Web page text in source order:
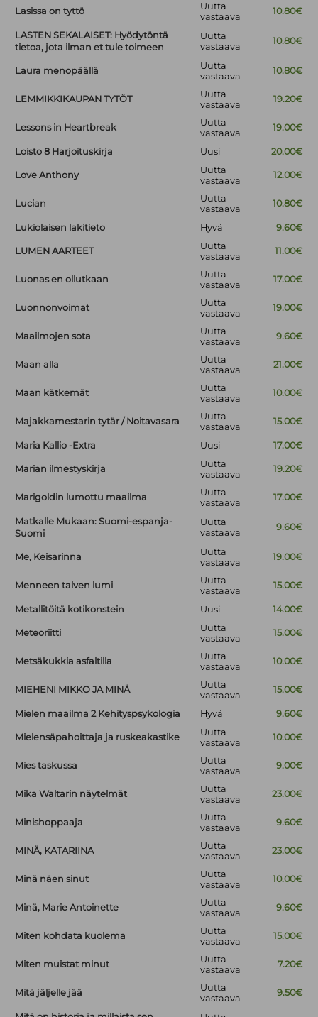
Lasissa on tyttö
Uutta
vastaava
10.80€
LASTEN SEKALAISET: Hyödytöntä
tietoa, jota ilman et tule toimeen
Uutta
vastaava
10.80€
Laura menopäällä
Uutta
vastaava
10.80€
LEMMIKKIKAUPAN TYTÖT
Uutta
vastaava
19.20€
Lessons in Heartbreak
Uutta
vastaava
19.00€
Loisto 8 Harjoituskirja Uusi 20.00€
Love Anthony
Uutta
vastaava
12.00€
Lucian
Uutta
vastaava
10.80€
Lukiolaisen lakitieto Hyvä 9.60€
LUMEN AARTEET
Uutta
vastaava
11.00€
Luonas en ollutkaan
Uutta
vastaava
17.00€
Luonnonvoimat
Uutta
vastaava
19.00€
Maailmojen sota
Uutta
vastaava
9.60€
Maan alla
Uutta
vastaava
21.00€
Maan kätkemät
Uutta
vastaava
10.00€
Majakkamestarin tytär / Noitavasara
Uutta
vastaava
15.00€
Maria Kallio -Extra Uusi 17.00€
Marian ilmestyskirja
Uutta
vastaava
19.20€
Marigoldin lumottu maailma
Uutta
vastaava
17.00€
Matkalle Mukaan: Suomi-espanja-
Suomi
Uutta
vastaava
9.60€
Me, Keisarinna
Uutta
vastaava
19.00€
Menneen talven lumi
Uutta
vastaava
15.00€
Metallitöitä kotikonstein Uusi 14.00€
Meteoriitti
Uutta
vastaava
15.00€
Metsäkukkia asfaltilla
Uutta
vastaava
10.00€
MIEHENI MIKKO JA MINÄ
Uutta
vastaava
15.00€
Mielen maailma 2 Kehityspsykologia Hyvä 9.60€
Mielensäpahoittaja ja ruskeakastike
Uutta
vastaava
10.00€
Mies taskussa
Uutta
vastaava
9.00€
Mika Waltarin näytelmät
Uutta
vastaava
23.00€
Minishoppaaja
Uutta
vastaava
9.60€
MINÄ, KATARIINA
Uutta
vastaava
23.00€
Minä näen sinut
Uutta
vastaava
10.00€
Minä, Marie Antoinette
Uutta
vastaava
9.60€
Miten kohdata kuolema
Uutta
vastaava
15.00€
Miten muistat minut
Uutta
vastaava
7.20€
Mitä jäljelle jää
Uutta
vastaava
9.50€